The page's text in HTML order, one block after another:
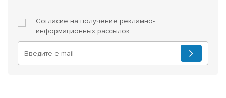
Согласие на получение рекламно-
информационных рассылок